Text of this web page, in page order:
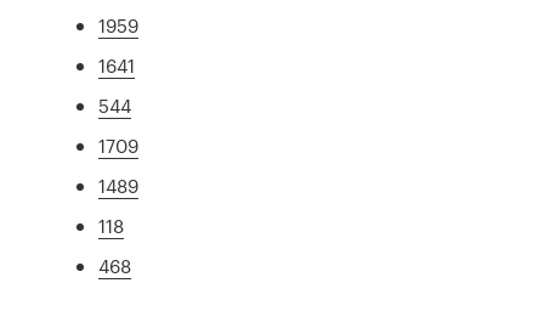
1959
1641
544
1709
1489
118
468